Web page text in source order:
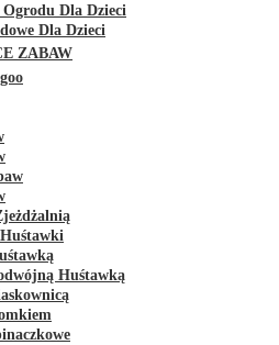
Dla Dzieci
Dla Dzieci
ZABAW
Huśtawką